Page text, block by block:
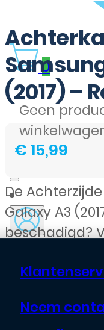
0
Geen
Neem
(2017) –
€15,99
De
Galaxy A3
beschadigd?
voor jouw